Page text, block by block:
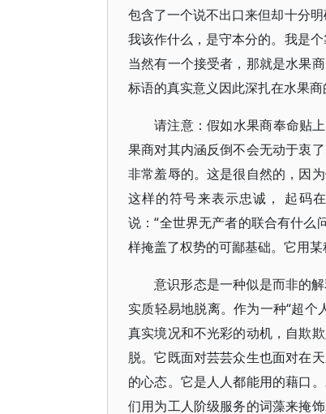
包含了一个说不出口来但却十分
我该作什么，是守本分的。我是
当然有一个接受者，那就是水果
标语的真实意义因此深扎在水果
请注意：假如水果商奉命贴
果商对其内涵反倒不会无动于衷
非常羞辱的。这是很自然的，因
这样的符号来表示忠诚， 起码
说：“全世界无产者的联合有什么
样掩盖了权势的可鄙基础。它用
意识形态是一种似是而非的
实质轻易地脱离。作为一种“超
真实境况和不光彩的动机，自欺
脱。它既面对芸芸众生也面对在
的心态。它是人人都能用的藉口
们用为工人阶级服务的词藻来掩